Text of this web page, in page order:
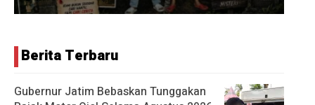
Berita Terbaru
Gubernur Jatim Bebaskan Tunggakan